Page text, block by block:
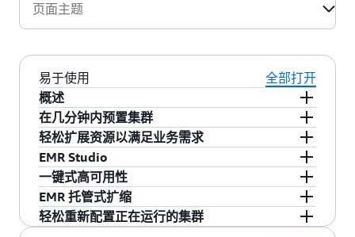
页面主题
易于使用
全部打开
概述
Amazon EMR 简化了大数据环境和应用程序的构
建和操作。EMR 功能包括易于预置、托管扩展和
重新配置集群，以及用于协作开发的 EMR
Studio。
在几分钟内预置集群
您可以在几分钟内启动 EMR 集群。您无需担心基
础设施调配、集群设置、配置或优化。EMR 将处
理这些任务，使您可以让您的团队专注于开发差
异化大数据应用程序。
轻松扩展资源以满足业务需求
您可以使用 EMR 托管扩展策略轻松设置横向扩展
和横向缩减，使 EMR 集群自动管理计算资源，以
满足您的使用需求和性能需求。这样可提高集群
利用率并节约成本。
EMR Studio
是一个集成式开发环境（IDE），使数据科学家和
数据工程师能够轻松地开发、可视化和调试用 R、
Python、Scala 和 PySpark 编写的数据工程和数据
一键式高可用性
您只需要单击一下，即可为多主应用程序（如
YARN、HDFS、Apache Spark、Apache HBase 和
EMR 托管式扩缩
自动调整您的集群的大小，从而以尽量低的成本
轻松重新配置正在运行的集群